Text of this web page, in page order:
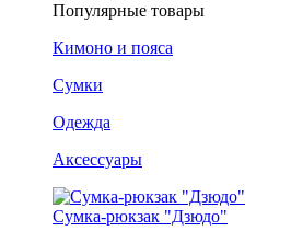
Популярные товары
Кимоно и пояса
Сумки
Одежда
Аксессуары
Сумка-рюкзак "Дзюдо"